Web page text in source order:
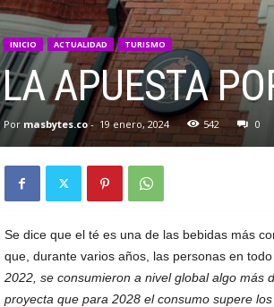
INICIO ACTUALIDAD TURISMO
LA APUESTA
Por masbytes.co- 19 enero, 2024 542 0
Se dice que el té es una de las bebidas más
que, durante varios años, las personas en
2022, se consumieron a nivel global algo más
proyecta que para 2028 el consumo supere